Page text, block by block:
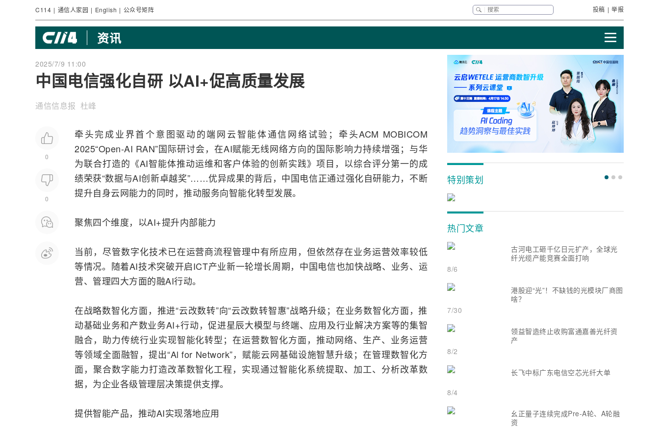
C114 | 通信人家园 | English | 公众号矩阵 投稿 | 举报
资讯
2025/7/9 11:00
中国电信强化自研 以AI+促高质量发展
通信信息报 杜峰
0
0
牵头完成业界首个意图驱动的端网云智能体通信网络试验；牵头ACM MOBICOM
2025“Open-AI RAN”国际研讨会，在AI赋能无线网络方向的国际影响力持续增强；与华
为联合打造的《AI智能体推动运维和客户体验的创新实践》项目，以综合评分第一的成
绩荣获“数据与AI创新卓越奖”……优异成果的背后， 中国电信正通过强化自研能力，不断
提升自身云网能力的同时，推动服务向智能化转型发展。
聚焦四个维度，以AI+提升内部能力
当前，尽管数字化技术已在运营商流程管理中有所应用，但依然存在业务运营效率较低
等情况。随着AI技术突破开启ICT产业新一轮增长周期，中国电信也加快战略、业务、运
营、管理四大方面的融AI行动。
在战略数智化方面，推进“云改数转”向“云改数转智惠”战略升级；在业务数智化方面，推
动基础业务和产数业务AI+行动，促进星辰大模型与终端、应用及行业解决方案等的集智
融合，助力传统行业实现智能化转型；在运营数智化方面，推动网络、生产、业务运营
等领域全面融智，提出“Al for Network”，赋能云网基础设施智慧升级；在管理数智化方
面，聚合数字能力打造改革数智化工程，实现通过智能化系统提取、加工、分析改革数
据，为企业各级管理层决策提供支撑。
提供智能产品，推动AI实现落地应用
特别策划
热门文章
古河电工砸千亿日元扩产，全球光
纤光缆产能竞赛全面打响
8/6
港股迎“光”！不缺钱的光模块厂商图
啥？
7/30
领益智造终止收购富通嘉善光纤资
产
8/2
长飞中标广东电信空芯光纤大单
8/4
幺正量子连续完成Pre-A轮、A轮融
资